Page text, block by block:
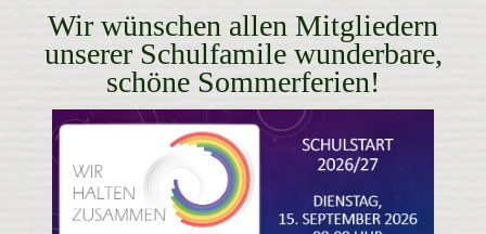
Wir wünschen allen Mitgliedern
unserer Schulfamile wunderbare,
schöne Sommerferien!